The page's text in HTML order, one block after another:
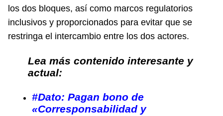
los dos bloques, así como marcos regulatorios
inclusivos y proporcionados para evitar que se
restringa el intercambio entre los dos actores.
Lea más contenido interesante y
actual:
#Dato: Pagan bono de
«Corresponsabilidad y